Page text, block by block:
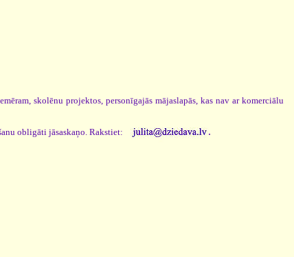
skolēnu projektos, personīgajās mājaslapās, kas nav ar komerciālu
obligāti jāsaskaņo. Rakstiet: .